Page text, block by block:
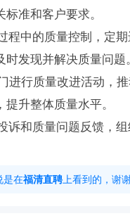
标准和客户要求。
程中的质量控制，定
时发现并解决质量问题
进行质量改进活动，
提升整体质量水平。
诉和质量问题反馈，组
防措施。
是在福清直聘 上看到的，谢